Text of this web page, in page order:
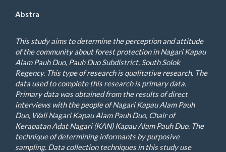
Abstra
This study aims to determine the perception and attitude
of the community about forest protection in Nagari Kapau
Alam Pauh Duo, Pauh Duo Subdistrict, South Solok
Regency. This type of research is qualitative research. The
data used to complete this research is primary data.
Primary data was obtained from the results of direct
interviews with the people of Nagari Kapau Alam Pauh
Duo, Wali Nagari Kapau Alam Pauh Duo, Chair of
Kerapatan Adat Nagari (KAN) Kapau Alam Pauh Duo. The
technique of determining informants by purposive
sampling. Data collection techniques in this study use